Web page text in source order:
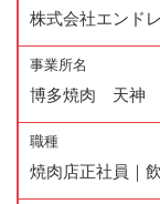
株式会社エンド
事業所名
博多焼肉 天神
職種
焼肉店正社員｜